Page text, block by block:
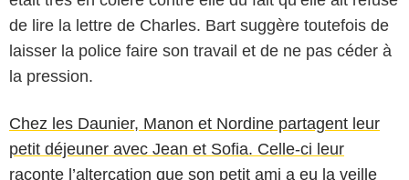
de lire la lettre de Charles. Bart suggère toutefois de
laisser la police faire son travail et de ne pas céder à
la pression.
Chez les Daunier, Manon et Nordine partagent leur
petit déjeuner avec Jean et Sofia. Celle-ci leur
raconte l’altercation que son petit ami a eu la veille